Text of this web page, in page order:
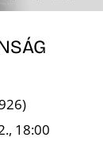
18:00